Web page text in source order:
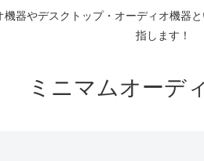
器やデスクトップ・オーディオ機器
指します！
ミニマムオーデ